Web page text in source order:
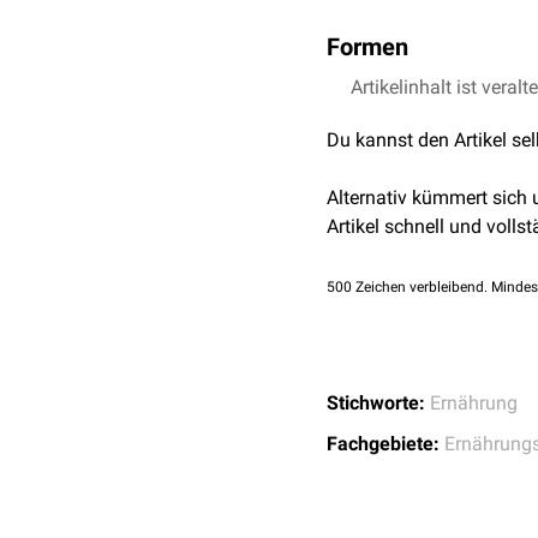
Formen
Fehlernährung kann
Mineralstoffen führt.
quantitative
(Unterernährung)
längeren
Von manchen Autoren
Artikelinhalt ist
Du kannst den Artikel
Alternativ kümmert sich
Artikel schnell und
500 Zeichen verbleibend.
Stichworte: Ernährung
Fachgebiete: